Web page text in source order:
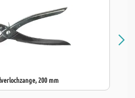
200 mm